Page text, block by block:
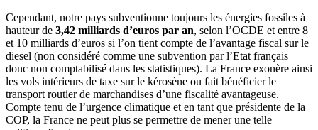
Cependant, notre pays subventionne toujours les énergies fossiles à
hauteur de 3,42 milliards d’euros par an, selon l’OCDE et entre 8
et 10 milliards d’euros si l’on tient compte de l’avantage fiscal sur le
diesel (non considéré comme une subvention par l’Etat français
donc non comptabilisé dans les statistiques). La France exonère ainsi
les vols intérieurs de taxe sur le kérosène ou fait bénéficier le
transport routier de marchandises d’une fiscalité avantageuse.
Compte tenu de l’urgence climatique et en tant que présidente de la
COP, la France ne peut plus se permettre de mener une telle